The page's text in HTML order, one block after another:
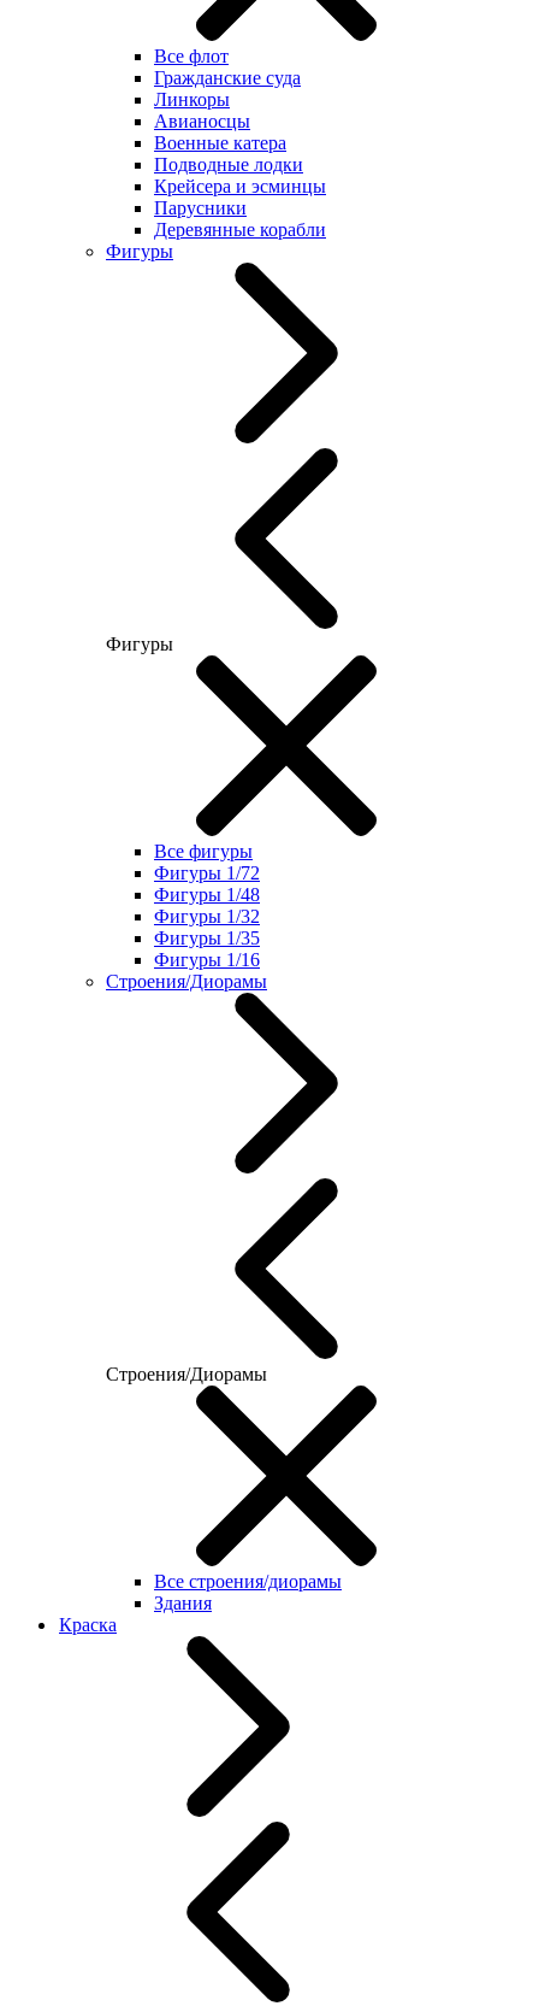
Все флот
Гражданские суда
Линкоры
Авианосцы
Военные катера
Подводные лодки
Крейсера и эсминцы
Парусники
Деревянные корабли
Фигуры
Фигуры
Все фигуры
Фигуры 1/72
Фигуры 1/48
Фигуры 1/32
Фигуры 1/35
Фигуры 1/16
Строения/Диорамы
Строения/Диорамы
Все строения/диорамы
Здания
Краска